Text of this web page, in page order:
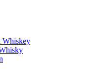
Whiskey